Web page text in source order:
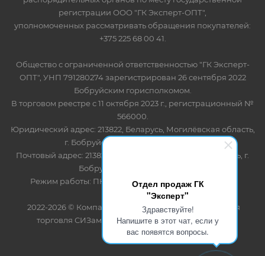
Отдел продаж ГК
"Эксперт"
Здравствуйте!
Напишите в этот чат, если у
вас появятся вопросы.
регистрации ООО "ГК Эксперт-ОПТ",
уполномоченных рассматривать обращения покупателей:
+375 225 68 00 41.
Общество с ограниченной ответственностью "ГК Эксперт-
ОПТ", УНП 791280274 зарегистрирован 26 сентября 2022
Бобруйским горисполкомом.
В торговом реестре с 11 октября 2023 г., регистрационный №
566000.
Юридический адрес: 213822, Беларусь, Могилёвская область,
г. Бобруйск, ул. Лынькова 85 пом 7
Почтовый адрес: 213822, Беларусь, Могилёвская область, г.
Бобруйск, ул. Лынькова, 85
Режим работы: ПН-ПТ 8.30-17.00, СБ-ВС - выходной
2022-2026 © Компания "Эксперт" - оптово-розничная
торговля СИЗами и одноразовыми расходными
материалами